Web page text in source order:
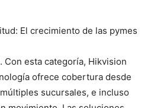
El crecimiento de las pymes
Con esta categoría, Hikvision
ofrece cobertura desde
sucursales, e incluso